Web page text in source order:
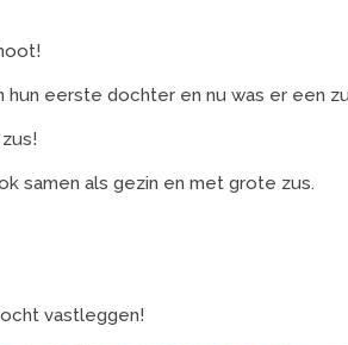
eerste dochter en nu was er een
samen als gezin en met grote zus.
vastleggen!